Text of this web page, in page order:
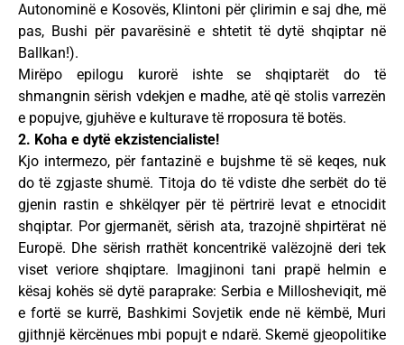
Autonominë e Kosovës, Klintoni për çlirimin e saj dhe, më
pas, Bushi për pavarësinë e shtetit të dytë shqiptar në
Ballkan!).
Mirëpo epilogu kurorë ishte se shqiptarët do të
shmangnin sërish vdekjen e madhe, atë që stolis varrezën
e popujve, gjuhëve e kulturave të rroposura të botës.
2. Koha e dytë ekzistencialiste!
Kjo intermezo, për fantazinë e bujshme të së keqes, nuk
do të zgjaste shumë. Titoja do të vdiste dhe serbët do të
gjenin rastin e shkëlqyer për të përtrirë levat e etnocidit
shqiptar. Por gjermanët, sërish ata, trazojnë shpirtërat në
Europë. Dhe sërish rrathët koncentrikë valëzojnë deri tek
viset veriore shqiptare. Imagjinoni tani prapë helmin e
kësaj kohës së dytë paraprake: Serbia e Millosheviqit, më
e fortë se kurrë, Bashkimi Sovjetik ende në këmbë, Muri
gjithnjë kërcënues mbi popujt e ndarë. Skemë gjeopolitike